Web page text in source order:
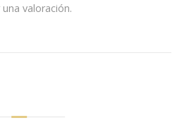
valoración.